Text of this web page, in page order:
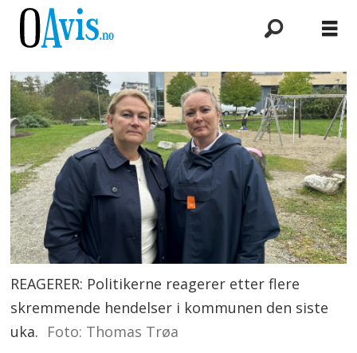
REAGERER: Politikerne reagerer etter flere
skremmende hendelser i kommunen den siste
uka. Foto: Thomas Trøa